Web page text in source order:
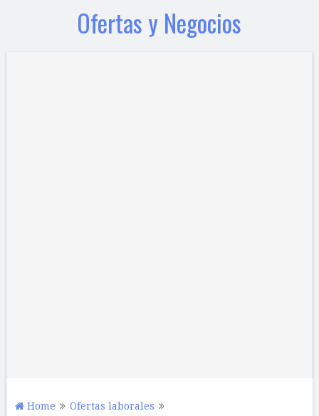
Ofertas y Negocios
Home
Ofertas laborales